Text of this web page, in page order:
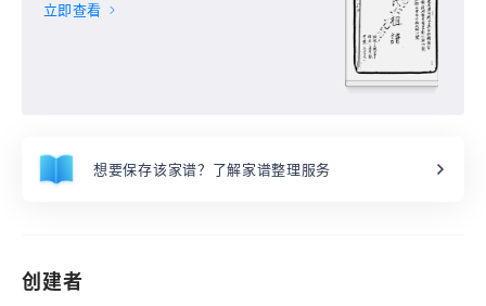
立即查看
想要保存该家谱？了解家谱整理服务
创建者